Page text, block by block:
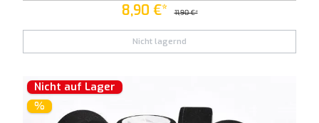
8,90 €* 11,90 €*
Nicht lagernd
Nicht auf Lager
%